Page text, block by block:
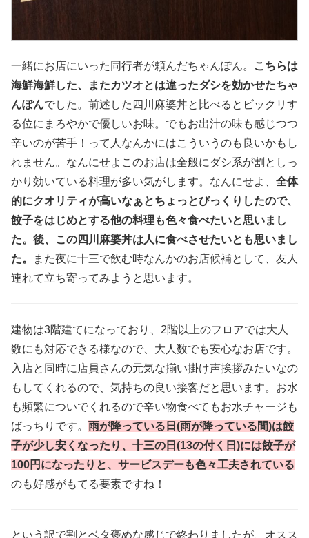
一緒にお店にいった同行者が頼んだちゃんぽん。
こちらは
海鮮海鮮した、またカツオとは違ったダシを効かせたちゃ
んぽんでした。前述した四川麻婆丼と比べるとビックリす
る位にまろやかで優しいお味。でもお出汁の味も感じつつ
辛いのが苦手！って人なんかにはこういうのも良いかもし
れません。なんにせよこのお店は全般にダシ系が割としっ
かり効いている料理が多い気がします。なんにせよ、 全体
的にクオリティが高いなぁとちょっとびっくりしたので、
餃子をはじめとする他の料理も色々食べたいと思いまし
た。後、この四川麻婆丼は人に食べさせたいとも思いまし
た。
また夜に十三で飲む時なんかのお店候補として、友人
連れて立ち寄ってみようと思います。
建物は3階建てになっており、2階以上のフロアでは大人
数にも対応できる様なので、大人数でも安心なお店です。
入店と同時に店員さんの元気な揃い掛け声挨拶みたいなの
もしてくれるので、気持ちの良い接客だと思います。お水
も頻繁についでくれるので辛い物食べてもお水チャージも
ばっちりです。 雨が降っている日(雨が降っている間)は餃
子が少し安くなったり、十三の日(13の付く日)には餃子が
100円になったりと、サービスデーも色々工夫されている
のも好感がもてる要素ですね！
という訳で割とベタ褒めな感じで終わりましたが、オスス